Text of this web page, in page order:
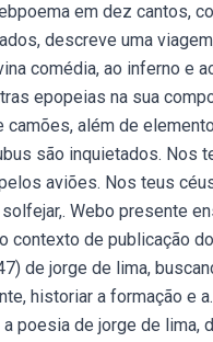
em dez cantos,
descreve uma
comédia, ao inferno e
epopeias na sua
camões, além de
são inquietados. Nos
aviões. Nos teus
Webo presente
contexto de publicação
de jorge de lima,
historiar a formação e
poesia de jorge de lima,